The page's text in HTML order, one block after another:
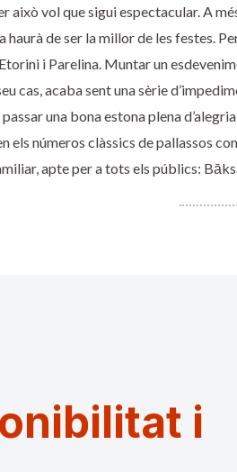
això vol que sigui espectacular. A
haurà de ser la millor de les festes.
i Parelina. Muntar un
cas, acaba sent una sèrie
una bona estona plena
els números clàssics de pallassos
apte per a tots els públics:
i